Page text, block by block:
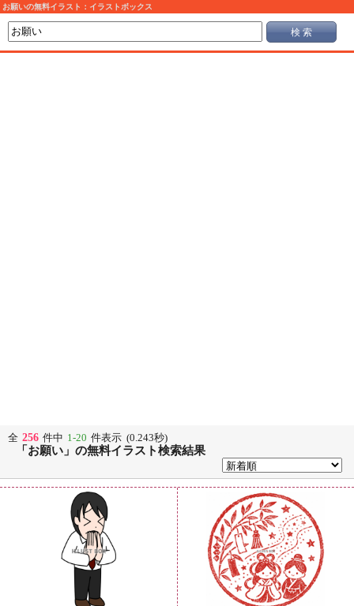
お願いの無料イラスト：イラストボックス
検 索
全 256 件中 1-20 件表示 (0.243秒)
「お願い」の無料イラスト検索結果